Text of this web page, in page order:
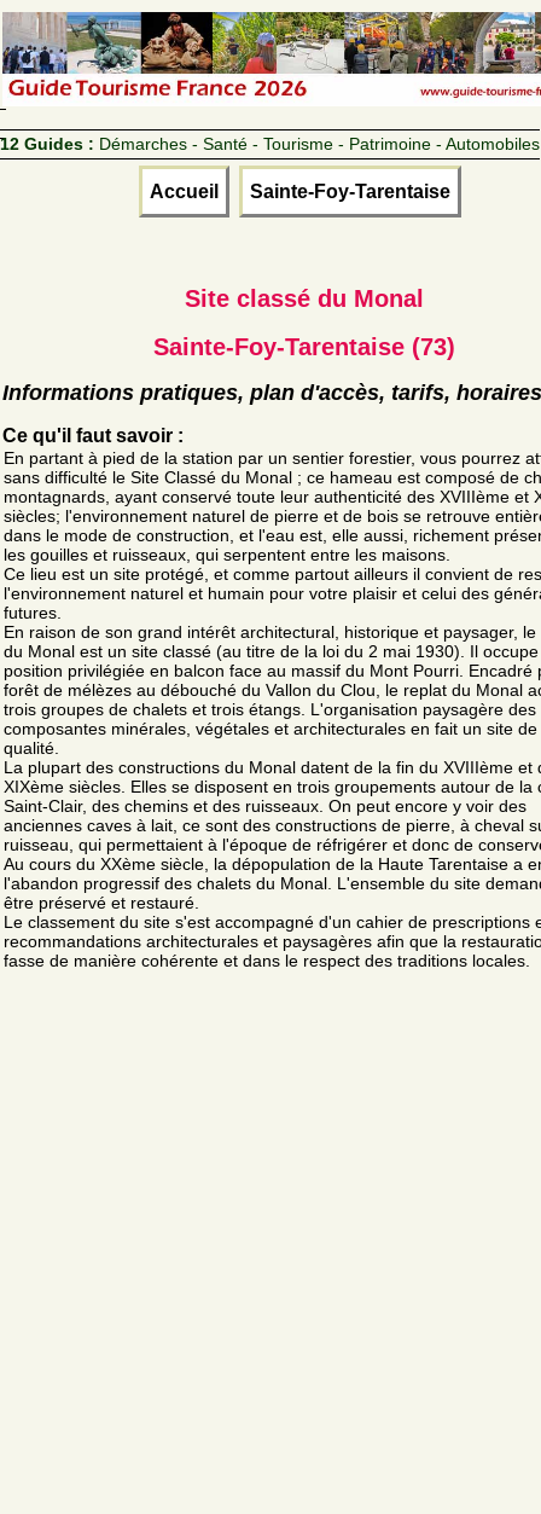
12 Guides : Démarches - Santé - Tourisme - Patrimoine - Automobiles
Accueil Sainte-Foy-Tarentaise
Site classé du Monal
Sainte-Foy-Tarentaise (73)
Informations pratiques, plan d'accès, tarifs, horaires
Ce qu'il faut savoir :
En partant à pied de la station par un sentier forestier, vous pourrez
sans difficulté le Site Classé du Monal ; ce hameau est composé de
montagnards, ayant conservé toute leur authenticité des XVIIIème et
siècles; l'environnement naturel de pierre et de bois se retrouve
dans le mode de construction, et l'eau est, elle aussi, richement
les gouilles et ruisseaux, qui serpentent entre les maisons.
Ce lieu est un site protégé, et comme partout ailleurs il convient de
l'environnement naturel et humain pour votre plaisir et celui des
futures.
En raison de son grand intérêt architectural, historique et paysager,
du Monal est un site classé (au titre de la loi du 2 mai 1930). Il
position privilégiée en balcon face au massif du Mont Pourri. Encadré
forêt de mélèzes au débouché du Vallon du Clou, le replat du Monal
trois groupes de chalets et trois étangs. L'organisation paysagère des
composantes minérales, végétales et architecturales en fait un site
qualité.
La plupart des constructions du Monal datent de la fin du XVIIIème et
XIXème siècles. Elles se disposent en trois groupements autour de la
Saint-Clair, des chemins et des ruisseaux. On peut encore y voir des
anciennes caves à lait, ce sont des constructions de pierre, à cheval
ruisseau, qui permettaient à l'époque de réfrigérer et donc de
Au cours du XXème siècle, la dépopulation de la Haute Tarentaise a
l'abandon progressif des chalets du Monal. L'ensemble du site
être préservé et restauré.
Le classement du site s'est accompagné d'un cahier de prescriptions
recommandations architecturales et paysagères afin que la
fasse de manière cohérente et dans le respect des traditions locales.